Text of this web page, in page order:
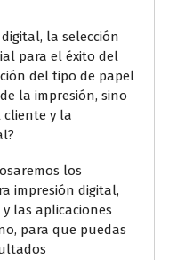
la selección
para el éxito del
del tipo de papel
la impresión, sino
cliente y la
los
impresión digital,
las aplicaciones
para que puedas